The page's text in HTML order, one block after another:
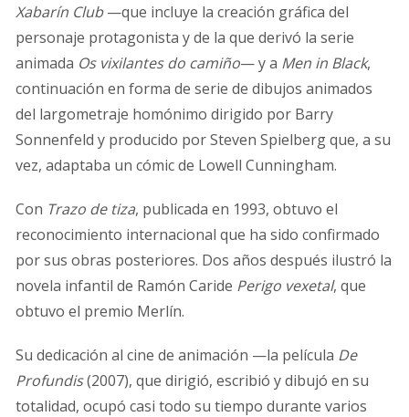
Xabarín Club—que incluye la creación gráfica del
personaje protagonista y de la que derivó la serie
animada Os vixilantes do camiño— y a Men in Black,
continuación en forma de serie de dibujos animados
del largometraje homónimo dirigido por Barry
Sonnenfeld y producido por Steven Spielberg que, a su
vez, adaptaba un cómic de Lowell Cunningham.
Con Trazo de tiza, publicada en 1993, obtuvo el
reconocimiento internacional que ha sido confirmado
por sus obras posteriores. Dos años después ilustró la
novela infantil de Ramón Caride Perigo vexetal, que
obtuvo el premio Merlín.
Su dedicación al cine de animación —la película De
Profundis(2007), que dirigió, escribió y dibujó en su
totalidad, ocupó casi todo su tiempo durante varios